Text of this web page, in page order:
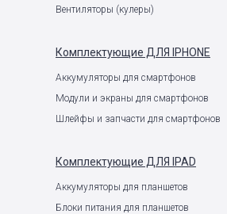
Вентиляторы (кулеры)
Комплектующие ДЛЯ IPHONE
Аккумуляторы для смартфонов
Модули и экраны для смартфонов
Шлейфы и запчасти для смартфонов
Комплектующие ДЛЯ IPAD
Аккумуляторы для планшетов
Блоки питания для планшетов